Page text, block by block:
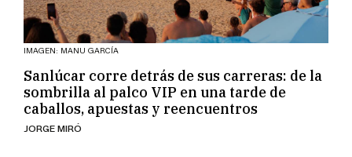
IMAGEN: MANU GARCÍA
Sanlúcar corre detrás de sus carreras: de la
sombrilla al palco VIP en una tarde de
caballos, apuestas y reencuentros
JORGE MIRÓ